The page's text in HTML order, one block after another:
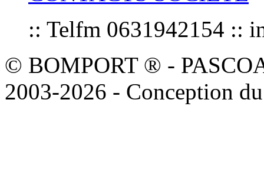
:: Telfm 0631942154 ::
© BOMPORT ® -
2003-2026 - Conception